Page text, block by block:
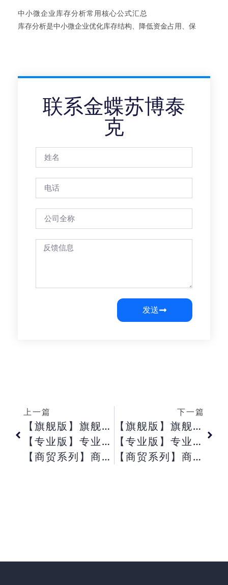
中小微企业库存分析常用核心公式汇总
库存分析是中小微企业优化库存结构、降低资金占用、保
联系金蝶苏博泰
克
发送
上一篇
【旗舰版】旗舰版非套打打印外购入库单采用节纸打印模式如何调整单据与单据之间的距离？
【专业版】专业版销售出库单上无法显示成本字段？
【商贸系列】商贸系列销售单里驳回原因如何填写？
下一篇
【旗舰版】旗舰版外购入库单上F7 选物料提示没有权限？
【专业版】专业版销售订单如何反关闭？
【商贸系列】商贸系列驳回状态的销售单如何修改？